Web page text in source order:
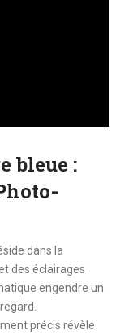
bleue :
dans la
des éclairages
engendre un
précis révèle